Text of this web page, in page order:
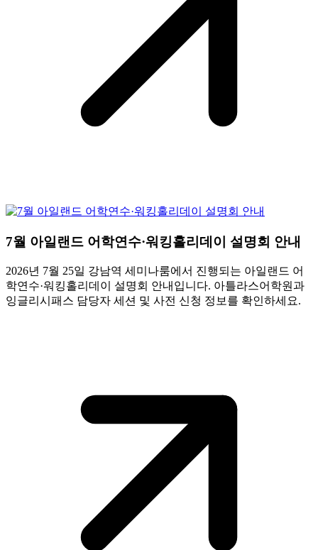
7월 아일랜드 어학연수·워킹홀리데이 설명회 안내
2026년 7월 25일 강남역 세미나룸에서 진행되는 아일랜드 어
학연수·워킹홀리데이 설명회 안내입니다. 아틀라스어학원과
잉글리시패스 담당자 세션 및 사전 신청 정보를 확인하세요.